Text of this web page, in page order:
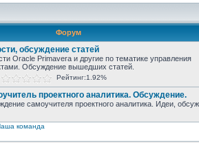
Форум
обсуждение статей
Oracle Primavera и другие по тематике управления
Обсуждение вышедших статей.
Рейтинг:1.92%
проектного аналитика. Обсуждение.
самоучителя проектного аналитика. Идеи,
команда